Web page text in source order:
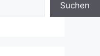
Suchen